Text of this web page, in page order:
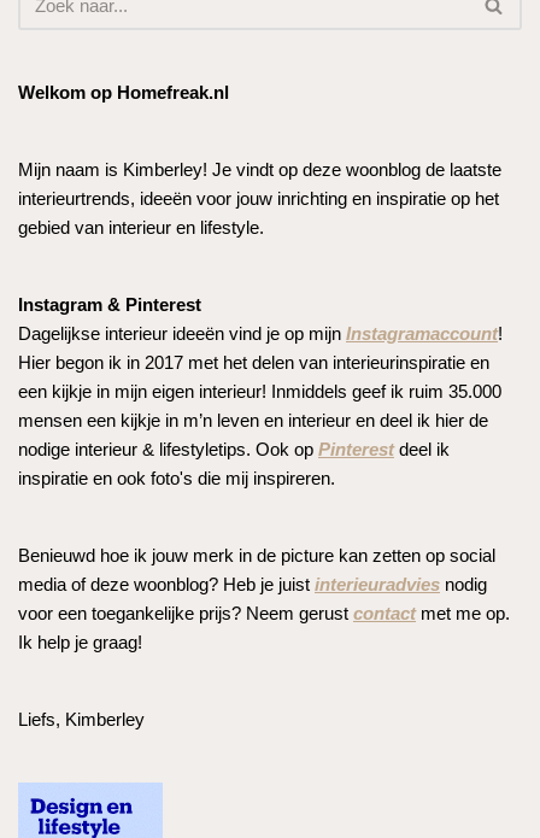
Welkom op Homefreak.nl
Mijn naam is Kimberley! Je vindt op deze woonblog de laatste
interieurtrends, ideeën voor jouw inrichting en inspiratie op het
gebied van interieur en lifestyle.
Instagram & Pinterest
Dagelijkse interieur ideeën vind je op mijn Instagramaccount!
Hier begon ik in 2017 met het delen van interieurinspiratie en
een kijkje in mijn eigen interieur! Inmiddels geef ik ruim 35.000
mensen een kijkje in m’n leven en interieur en deel ik hier de
nodige interieur & lifestyletips. Ook op Pinterestdeel ik
inspiratie en ook foto's die mij inspireren.
Benieuwd hoe ik jouw merk in de picture kan zetten op social
media of deze woonblog? Heb je juist interieuradvies nodig
voor een toegankelijke prijs? Neem gerust contactmet me op.
Ik help je graag!
Liefs, Kimberley